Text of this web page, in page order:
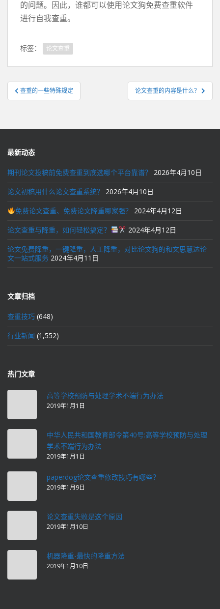
的问题。因此，谁都可以使用论文狗免费查重软件
进行自我查重。
标签： 论文查重
文
章
航
查重的一些特殊规定 论文查重的内容是什么？
最新动态
期刊论文投稿前免费查重到底选哪个平台靠谱？ 2026年4月10日
论文初稿用什么论文查重系统？ 2026年4月10日
免费论文查重、免费论文降重哪家强？ 2024年4月12日
论文查重与降重，如何轻松搞定？ 2024年4月12日
论文免费降重，一键降重，人工降重，对比论文狗的和文思慧达论
文一站式服务 2024年4月11日
文章归档
查重技巧 (648)
行业新闻 (1,552)
热门文章
高等学校预防与处理学术不端行为办法
2019年1月1日
中华人民共和国教育部令第40号:高等学校预防与处理
学术不端行为办法
2019年1月1日
paperdog论文查重修改技巧有哪些？
2019年1月9日
论文查重失败是这个原因
2019年1月10日
机器降重-最快的降重方法
2019年1月10日